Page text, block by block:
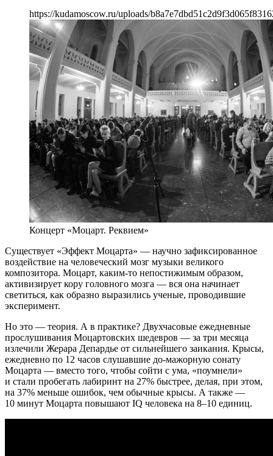
https://kudamoscow.ru/uploads/
Концерт «Моцарт. Реквием»
Существует «Эффект Моцарта» — научно зафиксированное
воздействие на человеческий мозг музыки великого
композитора. Моцарт, каким-то непостижимым образом,
активизирует кору головного мозга — вся она начинает
светиться, как образно выразились ученые, проводившие
эксперимент.
Но это — теория. А в практике? Двухчасовые ежедневные
прослушивания Моцартовских шедевров — за три месяца
излечили Жерара Депардье от сильнейшего заикания. Крысы,
ежедневно по 12 часов слушавшие до-мажорную сонату
Моцарта — вместо того, чтобы сойти с ума, «поумнели»
и стали пробегать лабиринт на 27% быстрее, делая, при этом,
на 37% меньше ошибок, чем обычные крысы. А также —
10 минут Моцарта повышают IQ человека на 8–10 единиц.